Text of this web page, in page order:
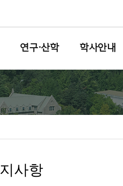
연구·산학 학사안내
사항